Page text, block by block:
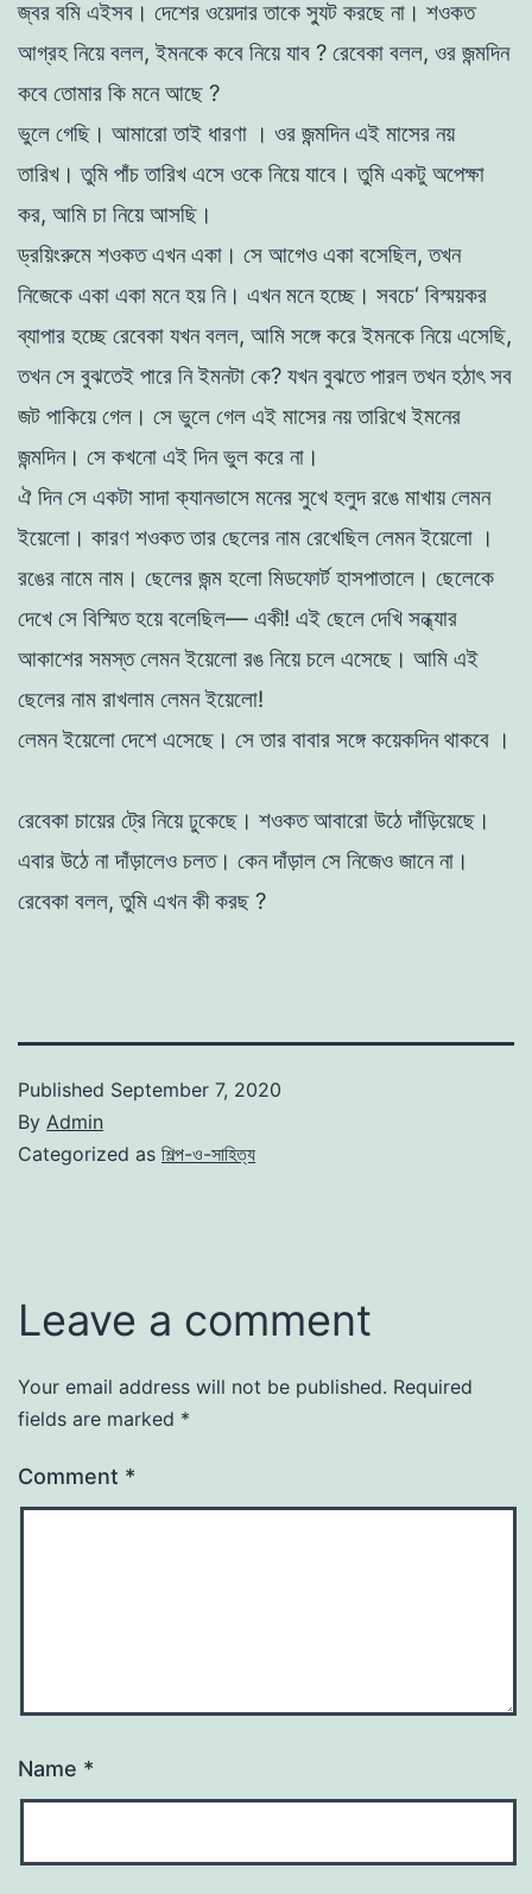
জ্বর বমি এইসব । দেশের ওয়েদারতাকে স্যুট করছে না । শওকত
আগ্রহ নিয়েবলল,ইমনকে কবে নিয়েযাব ? রেবেকা বলল, ওর জন্মদিন
কবে তােমার কি মনেআছে ?
ভুলে গেছি । আমারােতাই ধারণা । ওর জন্মদিনএই মাসের নয়
তারিখ ।তুমি পাঁচতারিখ এসে ওকে নিয়েযাবে ।তুমি একটু অপেক্ষা
কর, আমি চা নিয়েআসছি ।
ড্রয়িংরুমে শওকতএখনএকা । সে আগেও একা বসেছিল,তখন
নিজেকে একা একা মনেহয়নি। এখনমনেহচ্ছে। সবচে‘ বিস্ময়কর
ব্যাপার হচ্ছেরেবেকা যখনবলল, আমি সঙ্গেকরেইমনকে নিয়েএসেছি,
তখনসে বুঝতেই পারে নিইমনটা কে? যখনবুঝতেপারলতখনহঠাৎসব
জট পাকিয়েগেল । সে ভুলে গেল এই মাসের নয়তারিখেইমনের
জন্মদিন। সে কখনাে এই দিনভুল করে না ।
ঐ দিনসে একটা সাদাক্যানভাসে মনের সুখে হলুদরঙে মাখায়লেমন
ইয়েলাে । কারণ শওকততার ছেলের নাম রেখেছিল লেমনইয়েলাে ।
রঙের নামে নাম । ছেলের জন্ম হলাে মিডফোর্টহাসপাতালে । ছেলেকে
দেখে সে বিস্মিতহয়েবলেছিল— একী! এই ছেলে দেখি সন্ধ্যার
আকাশের সমস্তলেমনইয়েলাে রঙ নিয়েচলে এসেছে । আমি এই
ছেলের নাম রাখলাম লেমনইয়েলাে!
লেমনইয়েলাে দেশে এসেছে । সেতার বাবার সঙ্গেকয়েকদিনথাকবে ।
রেবেকা চায়ের ট্রে নিয়েঢুকেছে । শওকতআবারাে উঠেদাঁড়িয়েছে ।
এবার উঠে নাদাঁড়ালেও চলত। কেনদাঁড়াল সে নিজেও জানেনা ।
রেবেকা বলল,তুমি এখনকীকরছ ?
Published September 7, 2020
By Admin
Categorized as শিল্প-ও-সাহিত্য
Leave a comment
Your email address will not be published. Required
fields are marked *
Comment *
Name *